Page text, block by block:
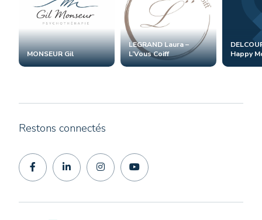
MONSEUR Gil
LEGRAND Laura –
L’Vous Coiff
Happy
Restons connectés